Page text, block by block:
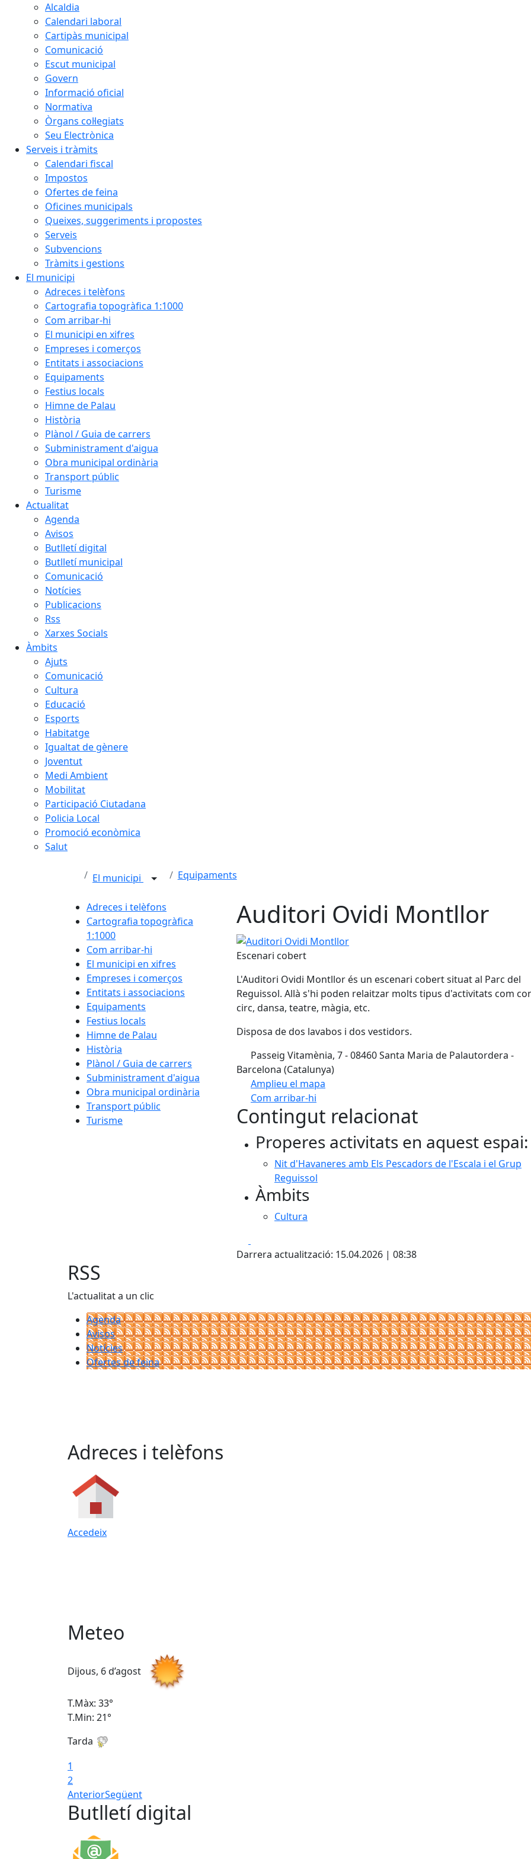
Alcaldia
Calendari laboral
Cartipàs municipal
Comunicació
Escut municipal
Govern
Informació oficial
Normativa
Òrgans col·legiats
Seu Electrònica
Serveis i tràmits
Calendari fiscal
Impostos
Ofertes de feina
Oficines municipals
Queixes, suggeriments i propostes
Serveis
Subvencions
Tràmits i gestions
El municipi
Adreces i telèfons
Cartografia topogràfica 1:1000
Com arribar-hi
El municipi en xifres
Empreses i comerços
Entitats i associacions
Equipaments
Festius locals
Himne de Palau
Història
Plànol / Guia de carrers
Subministrament d'aigua
Obra municipal ordinària
Transport públic
Turisme
Actualitat
Agenda
Avisos
Butlletí digital
Butlletí municipal
Comunicació
Notícies
Publicacions
Rss
Xarxes Socials
Àmbits
Ajuts
Comunicació
Cultura
Educació
Esports
Habitatge
Igualtat de gènere
Joventut
Medi Ambient
Mobilitat
Participació Ciutadana
Policia Local
Promoció econòmica
Salut
El municipi Equipaments
Adreces i telèfons
Cartografia topogràfica
1:1000
Com arribar-hi
El municipi en xifres
Empreses i comerços
Entitats i associacions
Equipaments
Festius locals
Himne de Palau
Història
Plànol / Guia de carrers
Subministrament d'aigua
Obra municipal ordinària
Transport públic
Turisme
Auditori Ovidi Montllor
Auditori Ovidi Montllor
Escenari cobert
L'Auditori Ovidi Montllor és un escenari cobert situat al Parc del
Reguissol. Allà s'hi poden relaitzar molts tipus d'activitats com
circ, dansa, teatre, màgia, etc.
Disposa de dos lavabos i dos vestidors.
Passeig Vitamènia, 7 - 08460 Santa Maria de Palautordera -
Barcelona (Catalunya)
Amplieu el mapa
Com arribar-hi
+
Contingut relacionat
Properes activitats en aquest espai:
Nit d'Havaneres amb Els Pescadors de l'Escala i el Grup
Reguissol
Àmbits
Cultura
Darrera actualització: 15.04.2026 | 08:38
RSS
L'actualitat a un clic
Agenda
Avisos
Notícies
Ofertes de feina
Adreces i telèfons
Accedeix
Meteo
Dijous, 6 d’agost
T.Màx: 33°
T.Min: 21°
Tarda
1
2
AnteriorSegüent
Butlletí digital